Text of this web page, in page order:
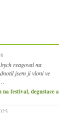
reagoval na
jsem ji vloni ve
festival, degustace a